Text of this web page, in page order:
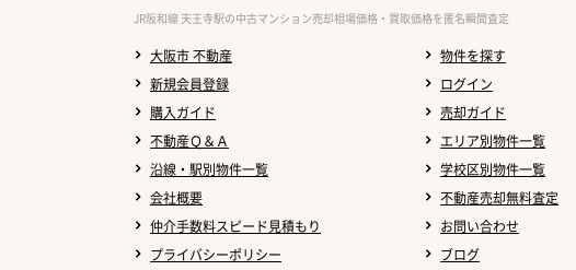
JR阪和線 天王寺駅の中古マンション売却相場価格・買取価格を匿名瞬間査定
大阪市 不動産
物件を探す
新規会員登録
ログイン
購入ガイド
売却ガイド
不動産Ｑ＆Ａ
エリア別物件一覧
沿線・駅別物件一覧
学校区別物件一覧
会社概要
不動産売却無料査定
仲介手数料スピード見積もり
お問い合わせ
プライバシーポリシー
ブログ